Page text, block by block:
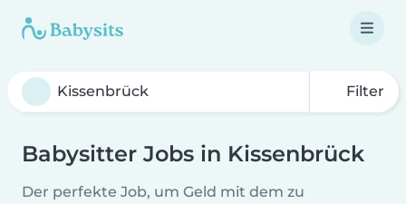
Filter
Babysitter Jobs in Kissenbrück
Der perfekte Job, um Geld mit dem zu